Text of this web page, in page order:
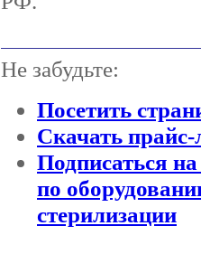
Не забудьте:
Посетить
Скачать прайс-
Подписаться
по
стерилизации